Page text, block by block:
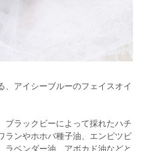
、アイシーブルーのフェイスオイ
ブラックビーによって採れたハチ
ランやホホバ種子油、エンピツビ
ラベンダー油、アボカド油などと